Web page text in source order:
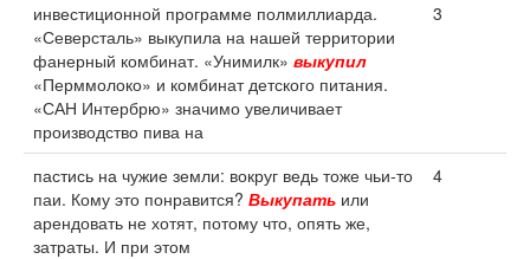
инвестиционной программе полмиллиарда.
«Северсталь» выкупила на нашей территории
фанерный комбинат. «Унимилк» выкупил
«Перммолоко» и комбинат детского питания.
«САН Интербрю» значимо увеличивает
производство пива на
3
пастись на чужие земли: вокруг ведь тоже чьи-то
паи. Кому это понравится? Выкупать или
арендовать не хотят, потому что, опять же,
затраты. И при этом
4